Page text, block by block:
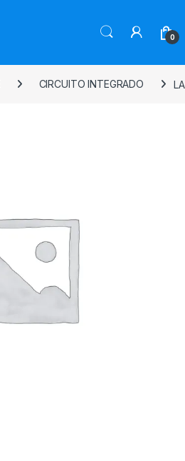
0
CIRCUITO INTEGRADO